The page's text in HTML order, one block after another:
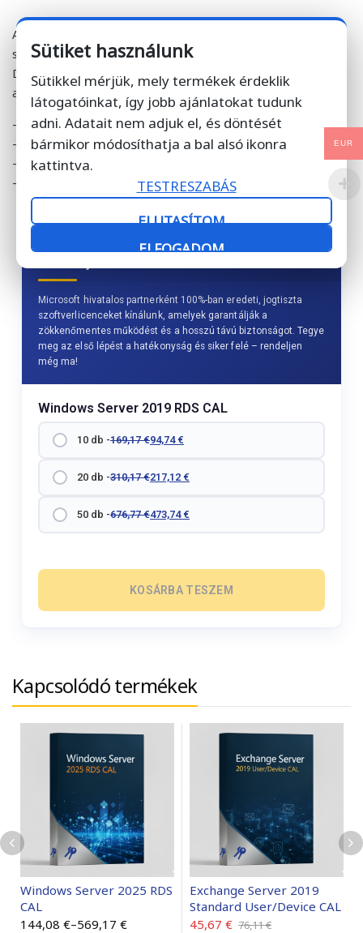
A Windows Server 2019 RDS CAL licenc megvásárlásához
szükség van egy Windows Server 2019 Standard vagy
Datacenter alaplicencre is. A minimum rendszerkövetelmények
a következők:
– Processzor: 1,4 GHz-es vagy gyorsabb 64 bites processzor
– Memória: 512 MB RAM (minimum), 2 GB RAM (ajánlott)
– Merevlemez: 32 GB (minimum), 40 GB vagy több (ajánlott)
– Hálózat: Gigabites Ethernet adapter
Microsoft hivatalos partnerként 100%-ban eredeti, jogtiszta
szoftverlicenceket kínálunk, amelyek garantálják a
zökkenőmentes működést és a hosszú távú biztonságot. Tegye
meg az első lépést a hatékonyság és siker felé – rendeljen
még ma!
Windows Server 2019 RDS CAL
10 db -169,17€94,74 €
20 db -310,17€217,12 €
50 db -676,77€473,74 €
KOSÁRBA TESZEM
Kapcsolódó termékek
Windows Server 2025 RDS
CAL
144,08 €–569,17 €
Exchange Server 2019
Standard User/Device CAL
76,11€
45,67 €
EUR
Sütiket használunk
Sütikkel mérjük, mely termékek érdeklik
látogatóinkat, így jobb ajánlatokat tudunk
adni. Adatait nem adjuk el, és döntését
bármikor módosíthatja a bal alsó ikonra
kattintva.
TESTRESZABÁS
ELUTASÍTOM
ELFOGADOM